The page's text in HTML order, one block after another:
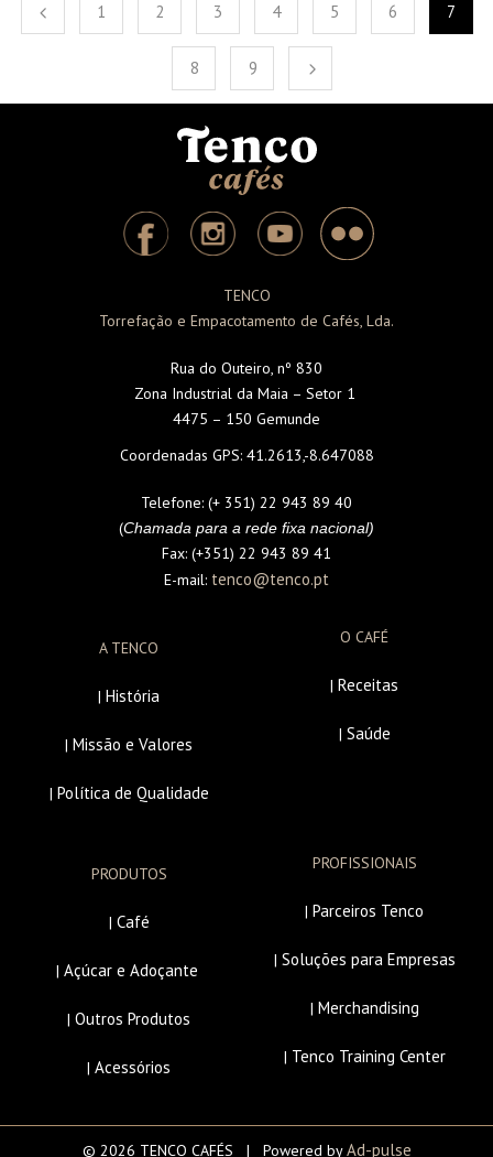
1 2 3 4 5 6 7
8 9
TENCO
Torrefação e Empacotamento de Cafés, Lda.
Rua do Outeiro, nº 830
Zona Industrial da Maia – Setor 1
4475 – 150 Gemunde
Coordenadas GPS:41.2613,-8.647088
Telefone: (+ 351) 22 943 89 40
(Chamada para a rede fixa nacional)
Fax: (+351) 22 943 89 41
E-mail: tenco@tenco.pt
A TENCO
| História
| Missão e Valores
| Política de Qualidade
O CAFÉ
| Receitas
| Saúde
PRODUTOS
| Café
| Açúcar e Adoçante
| Outros Produtos
| Acessórios
PROFISSIONAIS
| Parceiros Tenco
| Soluções para Empresas
| Merchandising
| Tenco Training Center
© 2026 TENCO CAFÉS | Powered byAd-pulse